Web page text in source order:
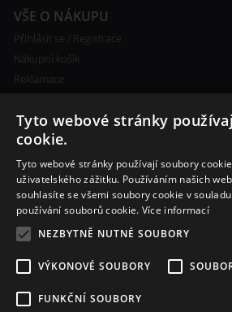
VŠE O NÁKUPU
Přihlásit se / Registrace
Nákupní košík
Reklamace
Certifikáty
RYCHLÝ KONTAKT
+420 608 138 367
Tyto webové stránky
cookie.
Tyto webové stránky používají soubory
uživatelského zážitku. Používáním našich
souhlasíte se všemi soubory cookie v
používání souborů cookie. Více informací
NEZBYTNĚ NUTNÉ SOUBORY
VÝKONOVÉ SOUBORY
FUNKČNÍ SOUBORY